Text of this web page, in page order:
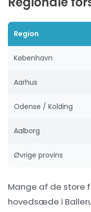
Region
København
Aarhus
Odense / Kolding
Aalborg
Øvrige provins
Mange af de store
hovedsæde i